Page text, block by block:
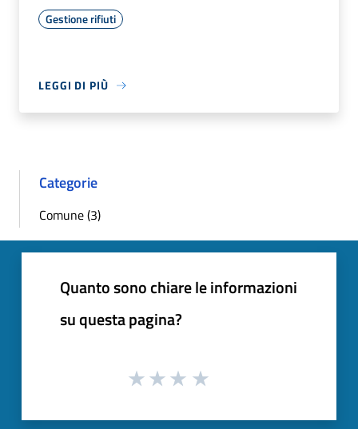
Gestione rifiuti
LEGGI DI PIÙ
Categorie
Comune (3)
Quanto sono chiare le informazioni
su questa pagina?